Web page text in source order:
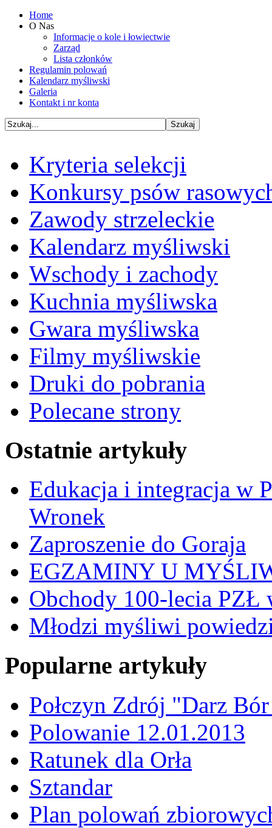
Home
O Nas
Informacje o kole i łowiectwie
Zarząd
Lista członków
Regulamin polowań
Kalendarz myśliwski
Galeria
Kontakt i nr konta
Kryteria selekcji
Konkursy psów
Zawody strzeleckie
Kalendarz myśliwski
Wschody i zachody
Kuchnia myśliwska
Gwara myśliwska
Filmy myśliwskie
Druki do pobrania
Polecane strony
Ostatnie artykuły
Edukacja i integracja w
Wronek
Zaproszenie do Goraja
EGZAMINY U
Obchody 100-lecia PZŁ
Młodzi myśliwi
Popularne artykuły
Połczyn Zdrój "Darz
Polowanie 12.01.2013
Ratunek dla Orła
Sztandar
Plan polowań